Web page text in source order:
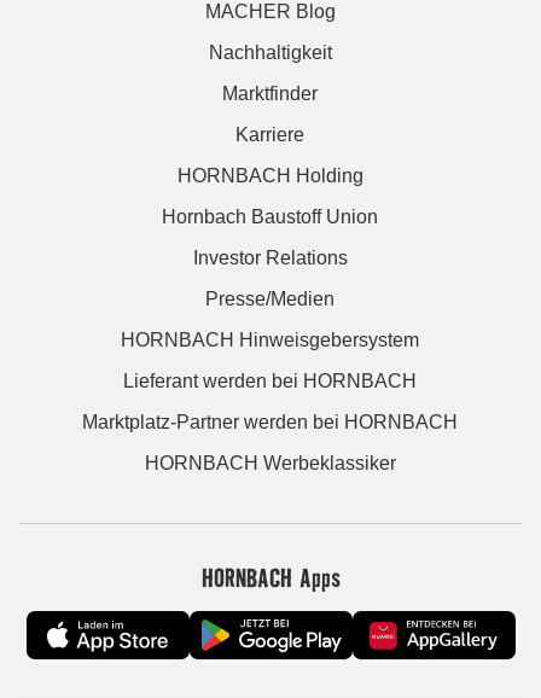
MACHER Blog
Nachhaltigkeit
Marktfinder
Karriere
HORNBACH Holding
Hornbach Baustoff Union
Investor Relations
Presse/Medien
HORNBACH Hinweisgebersystem
Lieferant werden bei HORNBACH
Marktplatz-Partner werden bei HORNBACH
HORNBACH Werbeklassiker
HORNBACH Apps